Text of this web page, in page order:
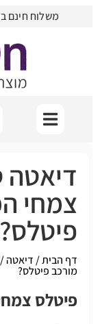
משלוח חינם בהזמנה מעל
דיאטה
צמחי
פיטלס?
דף הבית/ דיאטה/
מורכב פיטלס?
פיטלס